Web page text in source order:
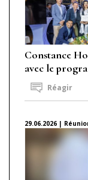
Constance
avec le
Réagir
29.06.2026 |